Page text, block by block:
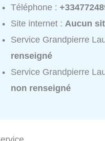
Téléphone :
Site internet :Aucun
Service Grandpierre
renseigné
Service Grandpierre
non renseigné